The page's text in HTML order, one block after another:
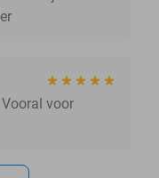
voor